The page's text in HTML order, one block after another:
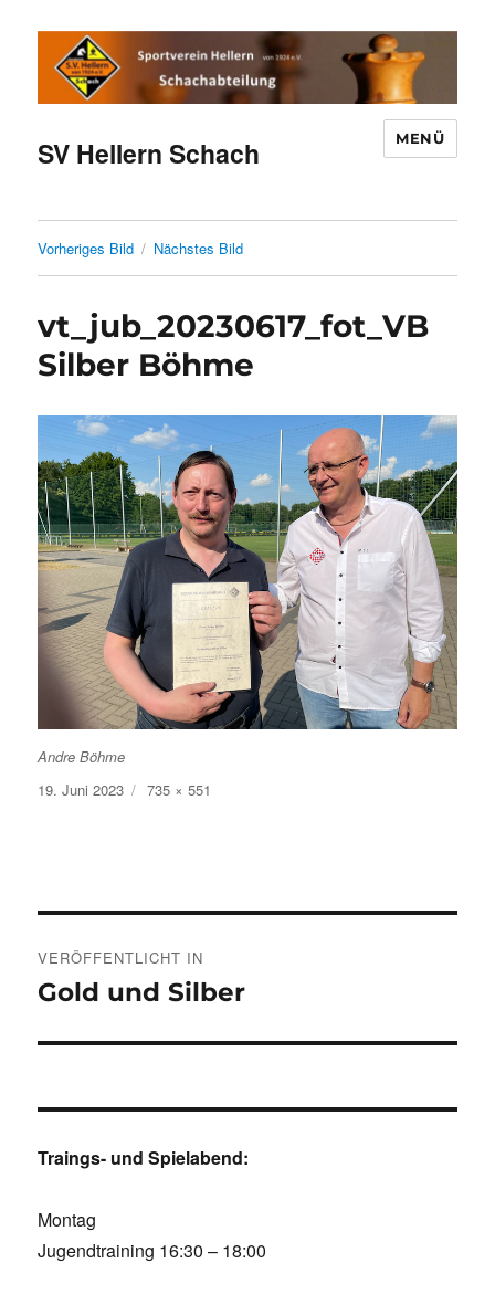
SV Hellern Schach MENÜ
Vorheriges Bild Nächstes Bild
vt_jub_20230617_fot_VB
Silber Böhme
Andre Böhme
Veröffentlicht
19. Juni 2023 Volle
735 × 551
VERÖFFENTLICHT IN
Gold und Silber
Traings- und Spielabend:
Montag
Jugendtraining 16:30 – 18:00